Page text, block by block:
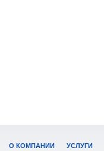
О КОМПАНИИ УСЛУГИ